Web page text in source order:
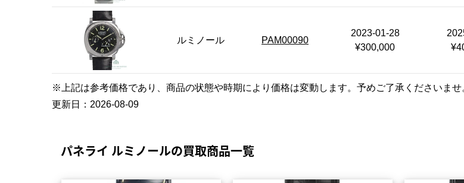
ルミノール PAM00090
2023-01-28
¥300,000
※上記は参考価格であり、商品の状態や時期により価格は変動します。予めご了承くださいませ
更新日： 2026-08-09
パネライ ルミノールの買取商品一覧